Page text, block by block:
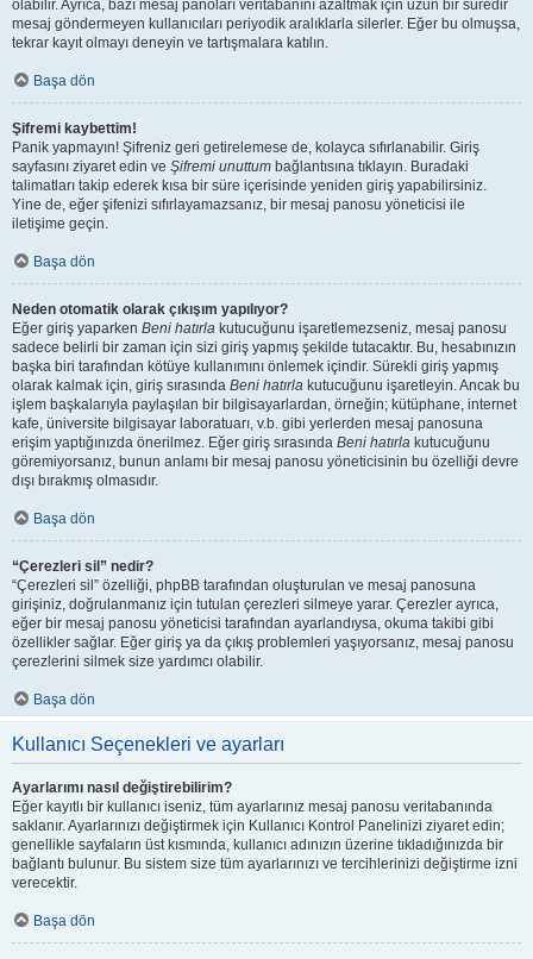
olabilir. Ayrıca, bazı mesaj panoları veritabanını azaltmak için uzun bir süredir
mesaj göndermeyen kullanıcıları periyodik aralıklarla silerler. Eğer bu olmuşsa,
tekrar kayıt olmayı deneyin ve tartışmalara katılın.
Başa dön
Şifremi kaybettim!
Panik yapmayın! Şifreniz geri getirelemese de, kolayca sıfırlanabilir. Giriş
sayfasını ziyaret edin ve Şifremi unuttum bağlantısına tıklayın. Buradaki
talimatları takip ederek kısa bir süre içerisinde yeniden giriş yapabilirsiniz.
Yine de, eğer şifenizi sıfırlayamazsanız, bir mesaj panosu yöneticisi ile
iletişime geçin.
Başa dön
Neden otomatik olarak çıkışım yapılıyor?
Eğer giriş yaparken Beni hatırla kutucuğunu işaretlemezseniz, mesaj panosu
sadece belirli bir zaman için sizi giriş yapmış şekilde tutacaktır. Bu, hesabınızın
başka biri tarafından kötüye kullanımını önlemek içindir. Sürekli giriş yapmış
olarak kalmak için, giriş sırasında Beni hatırla kutucuğunu işaretleyin. Ancak bu
işlem başkalarıyla paylaşılan bir bilgisayarlardan, örneğin; kütüphane, internet
kafe, üniversite bilgisayar laboratuarı, v.b. gibi yerlerden mesaj panosuna
erişim yaptığınızda önerilmez. Eğer giriş sırasında Beni hatırla kutucuğunu
göremiyorsanız, bunun anlamı bir mesaj panosu yöneticisinin bu özelliği devre
dışı bırakmış olmasıdır.
Başa dön
“Çerezleri sil” nedir?
“Çerezleri sil” özelliği, phpBB tarafından oluşturulan ve mesaj panosuna
girişiniz, doğrulanmanız için tutulan çerezleri silmeye yarar. Çerezler ayrıca,
eğer bir mesaj panosu yöneticisi tarafından ayarlandıysa, okuma takibi gibi
özellikler sağlar. Eğer giriş ya da çıkış problemleri yaşıyorsanız, mesaj panosu
çerezlerini silmek size yardımcı olabilir.
Başa dön
Kullanıcı Seçenekleri ve ayarları
Ayarlarımı nasıl değiştirebilirim?
Eğer kayıtlı bir kullanıcı iseniz, tüm ayarlarınız mesaj panosu veritabanında
saklanır. Ayarlarınızı değiştirmek için Kullanıcı Kontrol Panelinizi ziyaret edin;
genellikle sayfaların üst kısmında, kullanıcı adınızın üzerine tıkladığınızda bir
bağlantı bulunur. Bu sistem size tüm ayarlarınızı ve tercihlerinizi değiştirme izni
verecektir.
Başa dön